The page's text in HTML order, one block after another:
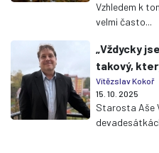
Vzhledem k
velmi často...
„Vždycky
takový,
Vítězslav Kokoř
15. 10. 2025
Starosta Aše